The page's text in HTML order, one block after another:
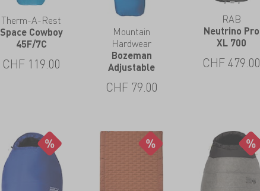
Therm-A-Rest
Space Cowboy
45F/7C
CHF 119.00
Mountain
Hardwear
Bozeman
Adjustable
CHF 79.00
RAB
Neutrino Pro
XL 700
CHF479.00